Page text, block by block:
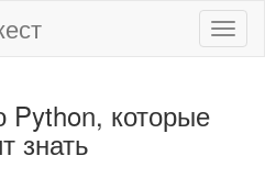
Python, которые
знать